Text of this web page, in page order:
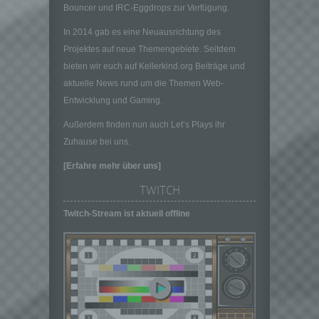
Bouncer und IRC-Eggdrops zur Verfügung.
In 2014 gab es eine Neuausrichtung des
Projektes auf neue Themengebiete. Seitdem
bieten wir euch auf Kellerkind.org Beiträge und
aktuelle News rund um die Themen Web-
Entwicklung und Gaming.
Außerdem finden nun auch Let’s Plays ihr
Zuhause bei uns.
[Erfahre mehr über uns]
TWITCH
Twitch-Stream ist aktuell offline
Daten im Auftrag des Verantwortlichen
Empfänger ist eine natürliche oder juristische
Stelle, der personenbezogene Daten
offengelegt werden, unabhängig davon, ob
es sich bei ihr um einen Dritten handelt oder
nicht. Behörden, die im Rahmen eines
bestimmten Untersuchungsauftrags nach
dem Unionsrecht oder dem Recht der
personenbezogene Daten erhalten, gelten
jedoch nicht als Empfänger.
Dritter ist eine natürliche oder juristische
Person, Behörde, Einrichtung oder andere
Stelle außer der betroffenen Person, dem
Verantwortlichen, dem Auftragsverarbeiter
und den Personen, die unter der
unmittelbaren Verantwortung des